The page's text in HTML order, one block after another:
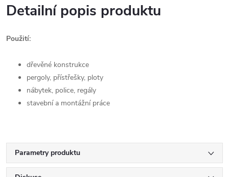
Detailní popis produktu
Použití:
dřevěné konstrukce
pergoly, přístřešky, ploty
nábytek, police, regály
stavební a montážní práce
Parametry produktu